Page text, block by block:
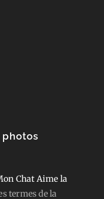
photos
Chat Aime la
termes de la